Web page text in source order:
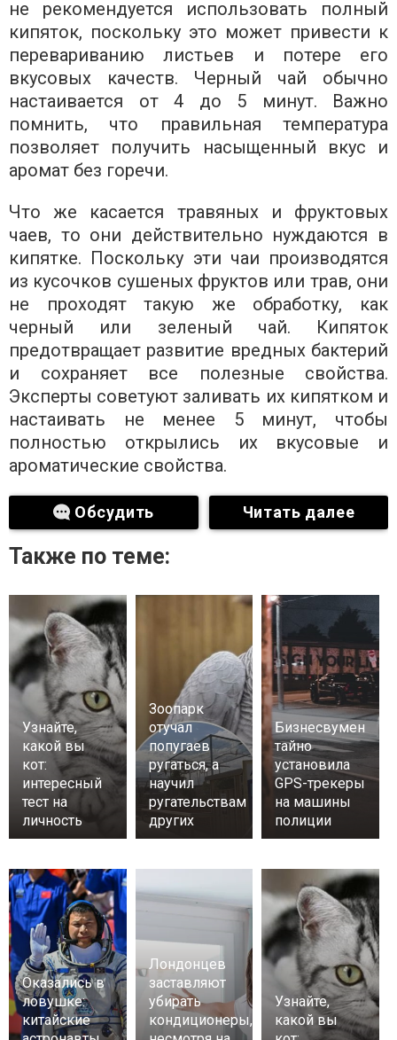
не рекомендуется использовать полный
кипяток, поскольку это может привести к
перевариванию листьев и потере его
вкусовых качеств. Черный чай обычно
настаивается от 4 до 5 минут. Важно
помнить, что правильная температура
позволяет получить насыщенный вкус и
аромат без горечи.
Что же касается травяных и фруктовых
чаев, то они действительно нуждаются в
кипятке. Поскольку эти чаи производятся
из кусочков сушеных фруктов или трав, они
не проходят такую ​​же обработку, как
черный или зеленый чай. Кипяток
предотвращает развитие вредных бактерий
и сохраняет все полезные свойства.
Эксперты советуют заливать их кипятком и
настаивать не менее 5 минут, чтобы
полностью открылись их вкусовые и
ароматические свойства.
Обсудить Читать далее
Также по теме:
Узнайте,
какой вы
кот:
интересный
тест на
личность
Зоопарк
отучал
попугаев
ругаться, а
научил
ругательствам
других
Бизнесвумен
тайно
установила
GPS-трекеры
на машины
полиции
Оказались в
ловушке:
китайские
Лондонцев
заставляют
убирать
кондиционеры,
Узнайте,
какой вы